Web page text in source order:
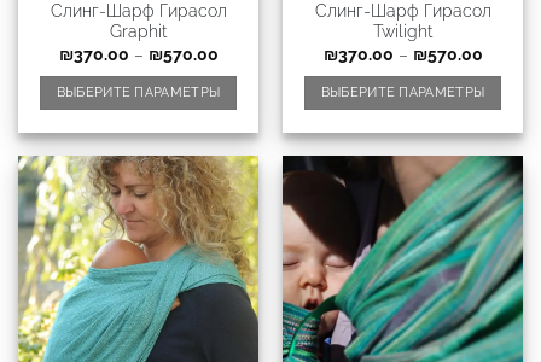
Слинг-Шарф Гирасол
Graphit
₪370.00 – ₪570.00
ВЫБЕРИТЕ ПАРАМЕТРЫ
Слинг-Шарф Гирасол
Twilight
₪370.00 – ₪570.00
ВЫБЕРИТЕ ПАРАМЕТРЫ